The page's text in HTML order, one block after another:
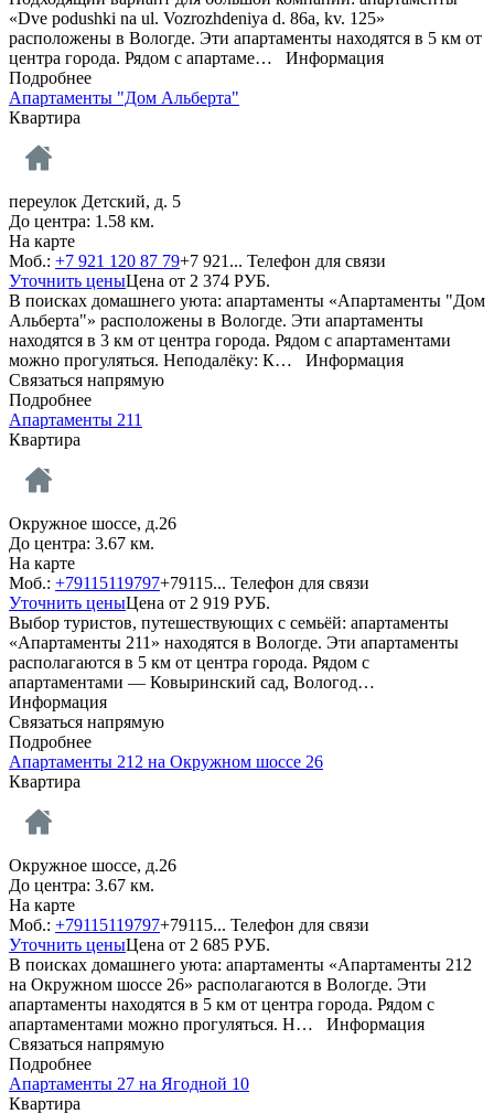
«Dve podushki na ul. Vozrozhdeniya d. 86a, kv. 125»
расположены в Вологде. Эти апартаменты находятся в 5 км от
центра города. Рядом с апартаме… Информация
Подробнее
Апартаменты "Дом Альберта"
Квартира
переулок Детский, д. 5
До центра: 1.58 км.
На карте
Моб.: +7 921 120 87 79+7 921... Телефон для связи
Уточнить ценыЦена от 2 374 РУБ.
В поисках домашнего уюта: апартаменты «Апартаменты "Дом
Альберта"» расположены в Вологде. Эти апартаменты
находятся в 3 км от центра города. Рядом с апартаментами
можно прогуляться. Неподалёку: К… Информация
Связаться напрямую
Подробнее
Апартаменты 211
Квартира
Окружное шоссе, д.26
До центра: 3.67 км.
На карте
Моб.: +79115119797+79115... Телефон для связи
Уточнить ценыЦена от 2 919 РУБ.
Выбор туристов, путешествующих с семьёй: апартаменты
«Апартаменты 211» находятся в Вологде. Эти апартаменты
располагаются в 5 км от центра города. Рядом с
апартаментами — Ковыринский сад, Вологод…
Информация
Связаться напрямую
Подробнее
Апартаменты 212 на Окружном шоссе 26
Квартира
Окружное шоссе, д.26
До центра: 3.67 км.
На карте
Моб.: +79115119797+79115... Телефон для связи
Уточнить ценыЦена от 2 685 РУБ.
В поисках домашнего уюта: апартаменты «Апартаменты 212
на Окружном шоссе 26» располагаются в Вологде. Эти
апартаменты находятся в 5 км от центра города. Рядом с
апартаментами можно прогуляться. Н… Информация
Связаться напрямую
Подробнее
Апартаменты 27 на Ягодной 10
Квартира